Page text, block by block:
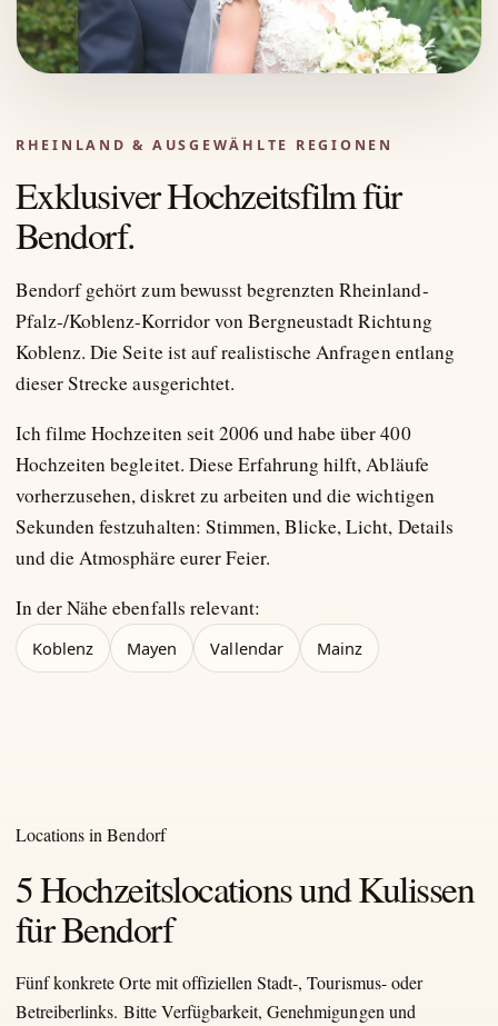
RHEINLAND & AUSGEWÄHLTE REGIONEN
Exklusiver Hochzeitsfilm für
Bendorf.
Bendorf gehört zum bewusst begrenzten Rheinland-
Pfalz-/Koblenz-Korridor von Bergneustadt Richtung
Koblenz. Die Seite ist auf realistische Anfragen entlang
dieser Strecke ausgerichtet.
Ich filme Hochzeiten seit 2006 und habe über 400
Hochzeiten begleitet. Diese Erfahrung hilft, Abläufe
vorherzusehen, diskret zu arbeiten und die wichtigen
Sekunden festzuhalten: Stimmen, Blicke, Licht, Details
und die Atmosphäre eurer Feier.
In der Nähe ebenfalls relevant:
Koblenz Mayen Vallendar Mainz
Locations in Bendorf
5 Hochzeitslocations und Kulissen
für Bendorf
Fünf konkrete Orte mit offiziellen Stadt-, Tourismus- oder
Betreiberlinks. Bitte Verfügbarkeit, Genehmigungen und